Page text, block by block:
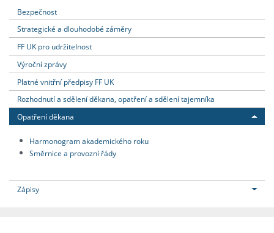
Bezpečnost
Strategické a dlouhodobé záměry
FF UK pro udržitelnost
Výroční zprávy
Platné vnitřní předpisy FF UK
Rozhodnutí a sdělení děkana, opatření a sdělení tajemníka
Opatření děkana
Harmonogram akademického roku
Směrnice a provozní řády
Zápisy